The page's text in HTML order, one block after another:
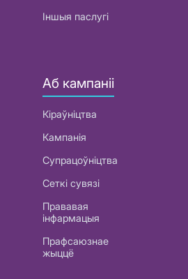
Іншыя паслугі
Аб кампаніі
Кіраўніцтва
Кампанія
Супрацоўніцтва
Сеткі сувязі
Прававая
інфармацыя
Прафсаюзнае
жыццё